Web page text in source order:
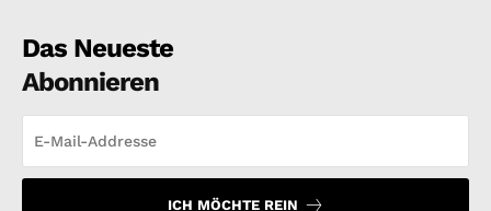
Das Neueste
Abonnieren
ICH MÖCHTE REIN